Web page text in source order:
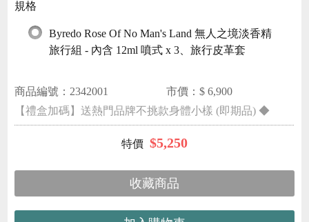
規格
Byredo Rose Of No Man's Land 無人之境淡香精
旅行組 - 內含 12ml 噴式 x 3、旅行皮革套
商品編號： 2342001 市價：$6,900
【禮盒加碼】送熱門品牌不挑款身體小樣 (即期品) ◆
$5,250
收藏商品